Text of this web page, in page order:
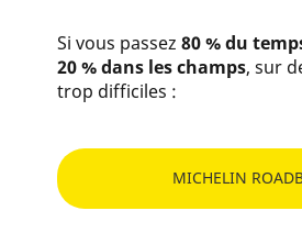
Si vous passez 80 % du
20 % dans les champs, sur
trop difficiles :
MICHELIN